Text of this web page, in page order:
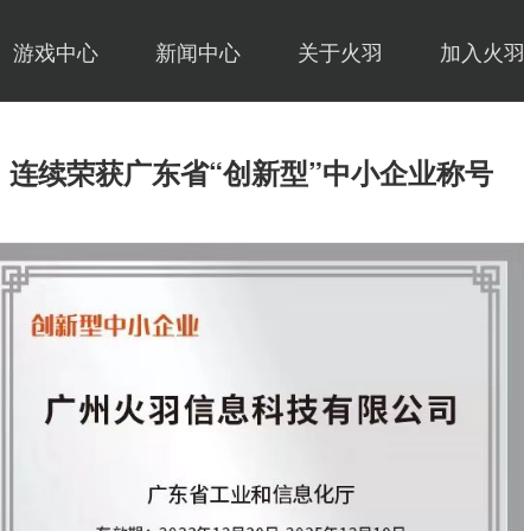
游戏中心 新闻中心 关于火羽 加入火羽
连续荣获广东省“创新型”中小企业称号